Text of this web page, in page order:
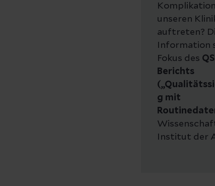
unseren
auftreten?
Information
Fokus des
Berichts
g mit
Institut der